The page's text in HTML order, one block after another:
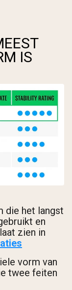
IS
die het langst
en
zien in
vorm van
twee feiten